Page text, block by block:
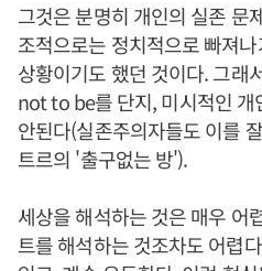
그것은 분명히 개인의 실존 문
조적으로는 정치적으로 빠져
상황이기도 했던 것이다. 그래
not to be를 단지, 미시적인 개
안된다(실존주의자들도 이를
트르의 '출구없는 방').
세상을 해석하는 것은 매우 어
트를 해석하는 것조차도 어렵